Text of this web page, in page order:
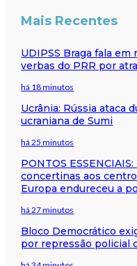
Mais Recentes
UDIPSS Braga fala em
verbas do PRR por
há 18 minutos
Ucrânia: Rússia ataca
ucraniana de Sumi
há 25 minutos
PONTOS
concertinas aos
Europa endureceu a
há 27 minutos
Bloco Democrático
por repressão policial